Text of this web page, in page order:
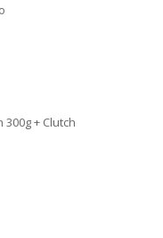
+ Clutch